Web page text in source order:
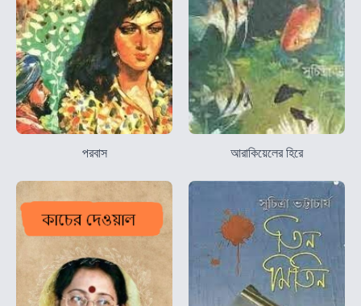
পরবাস আরাকিয়েলের হিরে